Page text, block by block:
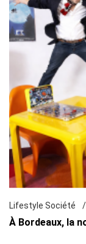
Lifestyle Société
À Bordeaux, la